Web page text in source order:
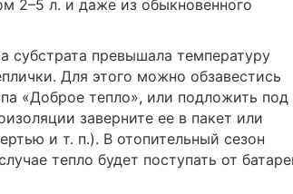
2–5 л. и даже из обыкновенного
субстрата превышала температуру
Для этого можно обзавестись
«Доброе тепло», или подложить под
заверните ее в пакет или
и т. п.). В отопительный сезон
тепло будет поступать от